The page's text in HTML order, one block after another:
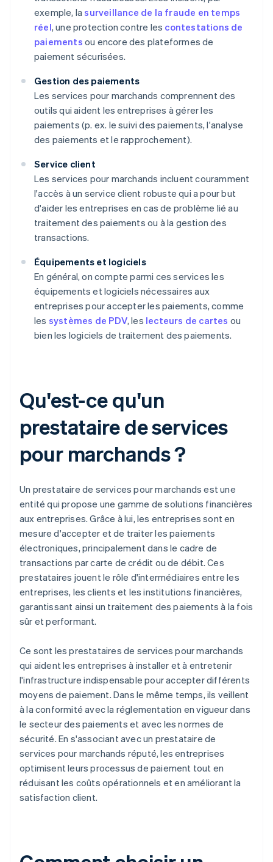
exemple, lasurveillance de la fraude en temps
réel, une protection contre les contestations de
paiements ou encore des plateformes de
paiement sécurisées.
Gestion des paiements
Les services pour marchands comprennent des
outils qui aident les entreprises à gérer les
paiements (p. ex. le suivi des paiements, l'analyse
des paiements et le rapprochement).
Service client
Les services pour marchands incluent couramment
l'accès à un service client robuste qui a pour but
d'aider les entreprises en cas de problème lié au
traitement des paiements ou à la gestion des
transactions.
Équipements et logiciels
En général, on compte parmi ces services les
équipements et logiciels nécessaires aux
entreprises pour accepter les paiements, comme
les systèmes de PDV, les lecteurs de cartes ou
bien les logiciels de traitement des paiements.
Qu'est-ce qu'un
prestataire de services
pour marchands ?
Un prestataire de services pour marchands est une
entité qui propose une gamme de solutions financières
aux entreprises. Grâce à lui, les entreprises sont en
mesure d'accepter et de traiter les paiements
électroniques, principalement dans le cadre de
transactions par carte de crédit ou de débit. Ces
prestataires jouent le rôle d'intermédiaires entre les
entreprises, les clients et les institutions financières,
garantissant ainsi un traitement des paiements à la fois
sûr et performant.
Ce sont les prestataires de services pour marchands
qui aident les entreprises à installer et à entretenir
l'infrastructure indispensable pour accepter différents
moyens de paiement. Dans le même temps, ils veillent
à la conformité avec la réglementation en vigueur dans
le secteur des paiements et avec les normes de
sécurité. En s'associant avec un prestataire de
services pour marchands réputé, les entreprises
optimisent leurs processus de paiement tout en
réduisant les coûts opérationnels et en améliorant la
satisfaction client.